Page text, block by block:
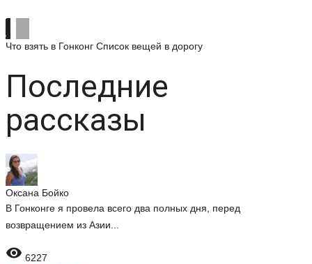
Что взять в Гонконг Список вещей в дорогу
Последние
рассказы
Оксана Бойко
В Гонконге я провела всего два полных дня, перед
возвращением из Азии...
 6227